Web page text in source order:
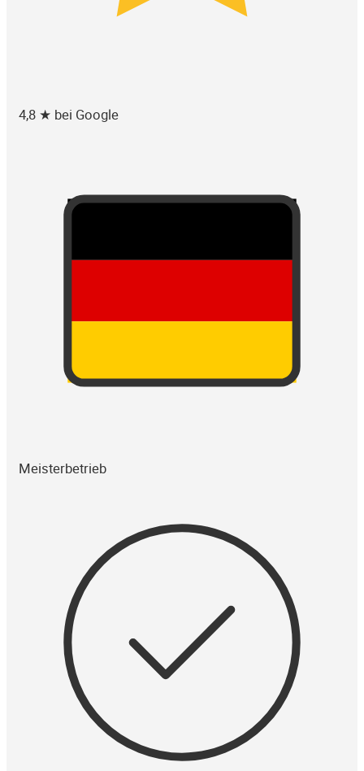
4,8 ★ bei Google
Meisterbetrieb